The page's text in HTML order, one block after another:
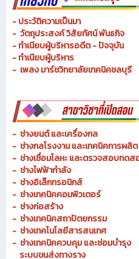
- ประวัติความเป็นมา
- ทำเนียบผู้บริหาร
- เพลง มาร์ชวิทยาลัยเทคนิคชลบุรี
- ช่างยนต์ และเครื่องกล
- ช่างกลโรงงาน และเทคนิคการผลิต
- ช่างเชื่อมโลหะ และตรวจสอบทดสอ
- ช่างไฟฟ้ากำลัง
- ช่างอิเล็กทรอนิกส์
- ช่างเทคนิคคอมพิวเตอร์
ช่างก่อสร้าง